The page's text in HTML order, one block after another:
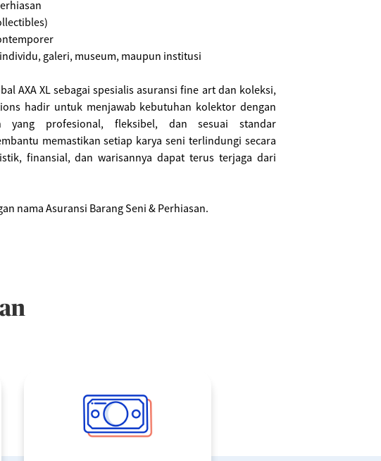
galeri, museum, maupun institusi
AXA XL sebagai spesialis asuransi fine art dan koleksi,
hadir untuk menjawab kebutuhan kolektor dengan
yang profesional, fleksibel, dan sesuai standar
memastikan setiap karya seni terlindungi secara
finansial, dan warisannya dapat terus terjaga dari
nama Asuransi Barang Seni & Perhiasan.